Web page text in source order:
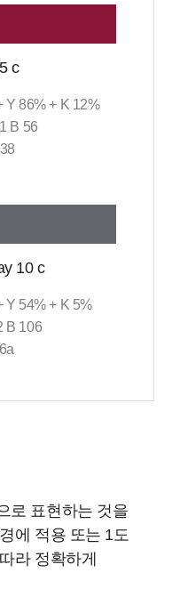
c
Y 86% + K 12%
B 56
10 c
Y 54% + K 5%
B 106
로 표현하는 것을
에 적용 또는 1도
라 정확하게